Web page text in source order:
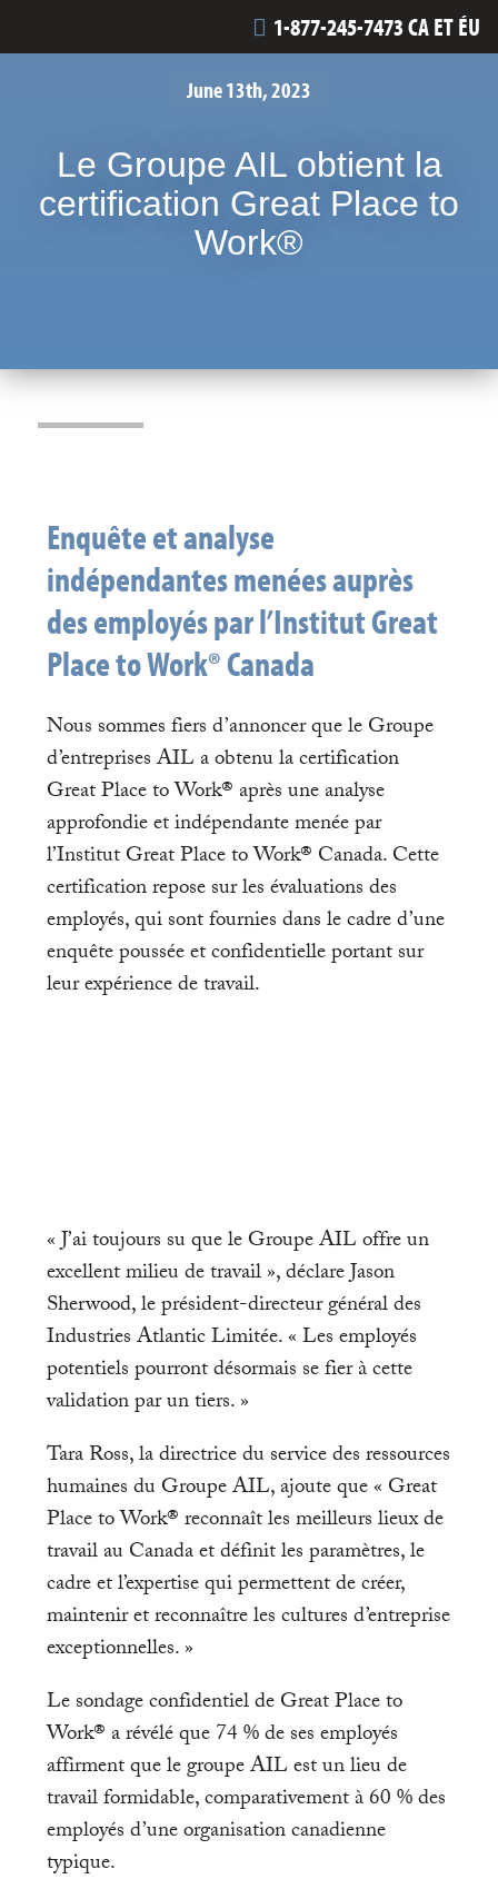
1-877-245-7473 CA ET ÉU
June 13th, 2023
Le Groupe AIL obtient la
certification Great Place to
Work®
Enquête et analyse
indépendantes menées auprès
des employés par l’Institut Great
Place to Work® Canada
Nous sommes fiers d’annoncer que le Groupe
d’entreprises AIL a obtenu la certification
Great Place to Work® après une analyse
approfondie et indépendante menée par
l’Institut Great Place to Work® Canada. Cette
certification repose sur les évaluations des
employés, qui sont fournies dans le cadre d’une
enquête poussée et confidentielle portant sur
leur expérience de travail.
« J’ai toujours su que le Groupe AIL offre un
excellent milieu de travail », déclare Jason
Sherwood, le président-directeur général des
Industries Atlantic Limitée. « Les employés
potentiels pourront désormais se fier à cette
validation par un tiers. »
Tara Ross, la directrice du service des ressources
humaines du Groupe AIL, ajoute que « Great
Place to Work® reconnaît les meilleurs lieux de
travail au Canada et définit les paramètres, le
cadre et l’expertise qui permettent de créer,
maintenir et reconnaître les cultures d’entreprise
exceptionnelles. »
Le sondage confidentiel de Great Place to
Work® a révélé que 74 % de ses employés
affirment que le groupe AIL est un lieu de
travail formidable, comparativement à 60 % des
employés d’une organisation canadienne
typique.